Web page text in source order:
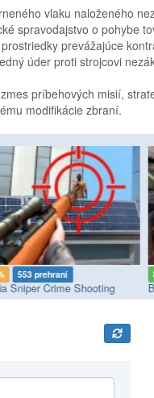
vlaku naloženého
spravodajstvo o pohybe
prevážajúce
úder proti strojcovi
príbehových misií,
modifikácie zbraní.
553 prehraní
Sniper Crime Shooting